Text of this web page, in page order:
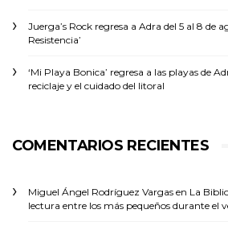
Juerga’s Rock regresa a Adra del 5 al 8 de
Resistencia’
‘Mi Playa Bonica’ regresa a las playas de
reciclaje y el cuidado del litoral
COMENTARIOS RECIENTES
Miguel Ángel Rodríguez Vargas en La
lectura entre los más pequeños durante el